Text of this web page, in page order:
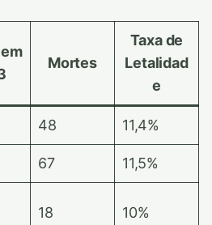
Mortes
Taxa de
Letalidad
e
48 11,4%
67 11,5%
18 10%